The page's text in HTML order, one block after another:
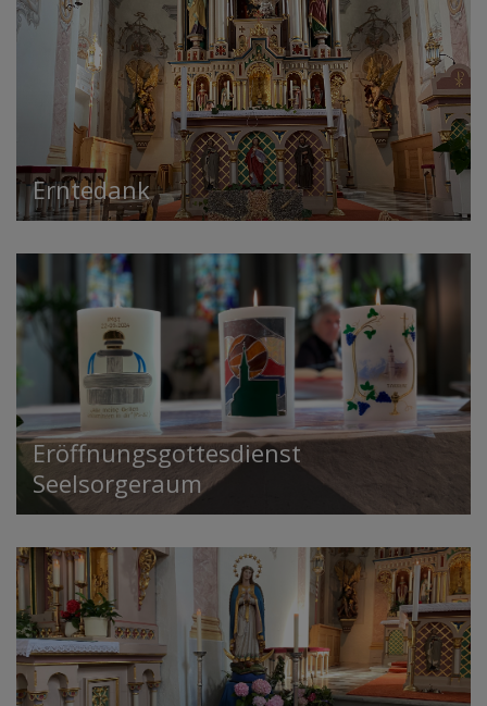
Erntedank
Eröffnungsgottesdienst
Seelsorgeraum